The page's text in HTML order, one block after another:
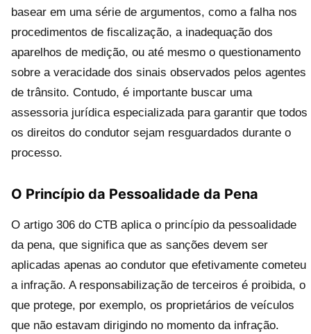
basear em uma série de argumentos, como a falha nos
procedimentos de fiscalização, a inadequação dos
aparelhos de medição, ou até mesmo o questionamento
sobre a veracidade dos sinais observados pelos agentes
de trânsito. Contudo, é importante buscar uma
assessoria jurídica especializada para garantir que todos
os direitos do condutor sejam resguardados durante o
processo.
O Princípio da Pessoalidade da Pena
O artigo 306 do CTB aplica o princípio da pessoalidade
da pena, que significa que as sanções devem ser
aplicadas apenas ao condutor que efetivamente cometeu
a infração. A responsabilização de terceiros é proibida, o
que protege, por exemplo, os proprietários de veículos
que não estavam dirigindo no momento da infração.